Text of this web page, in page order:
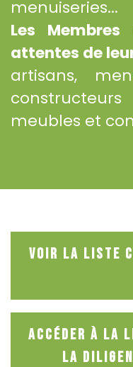
menuiseries...
Les
attentes de
artisans,
meubles et
Voir la liste
Accéder à la
la